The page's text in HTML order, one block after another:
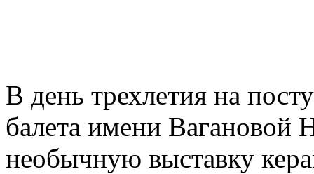
В день трехлетия на
балета имени Вагановой
необычную выставку